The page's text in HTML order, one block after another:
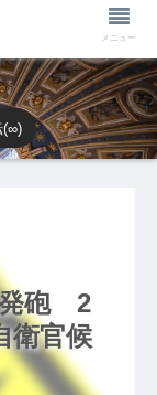
(∞)
発砲 2
衛官候
メニュー